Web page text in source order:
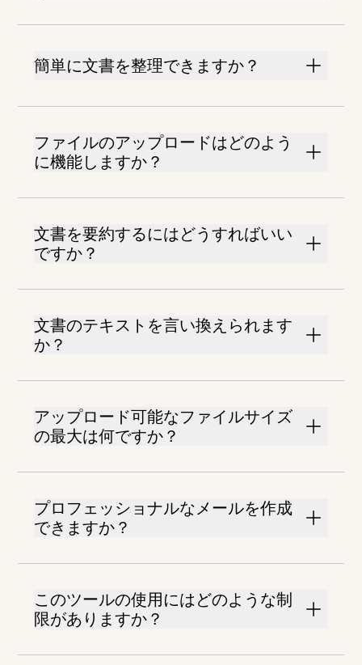
簡単に文書を整理できますか？
ファイルのアップロードはどのよう
に機能しますか？
文書を要約するにはどうすればいい
ですか？
文書のテキストを言い換えられます
か？
アップロード可能なファイルサイズ
の最大は何ですか？
プロフェッショナルなメールを作成
できますか？
このツールの使用にはどのような制
限がありますか？